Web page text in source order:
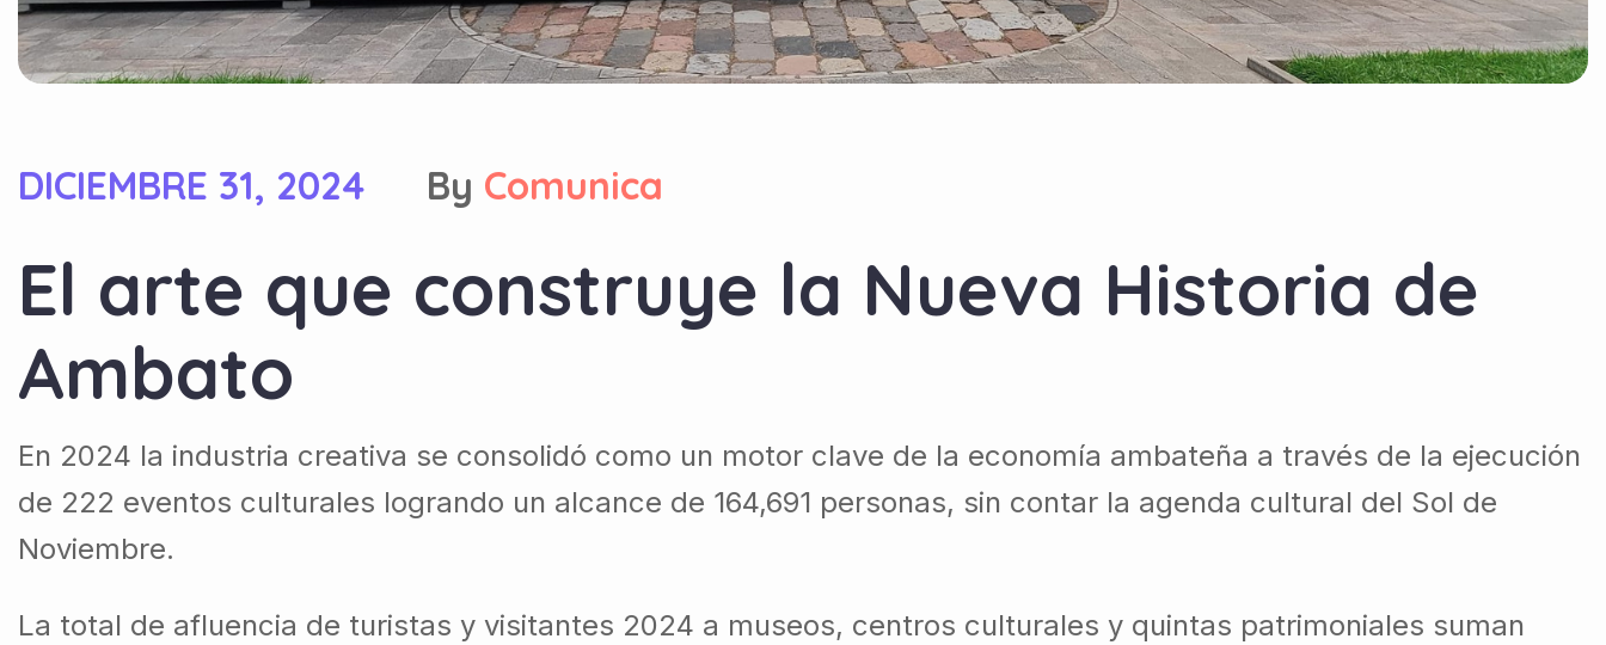
DICIEMBRE 31, 2024 By Comunica
El arte que construye la Nueva Historia de
Ambato
En 2024 la industria creativa se consolidó como un motor clave de la economía ambateña a través de la ejecución
de 222 eventos culturales logrando un alcance de 164,691 personas, sin contar la agenda cultural del Sol de
Noviembre.
La total de afluencia de turistas y visitantes 2024 a museos, centros culturales y quintas patrimoniales suman